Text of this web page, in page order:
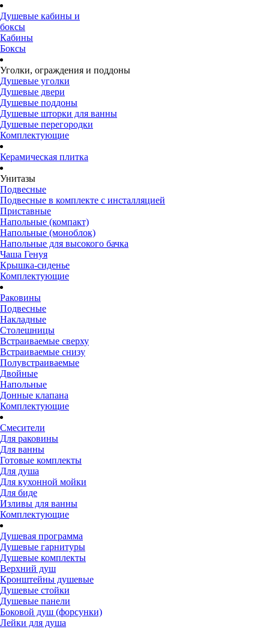
Душевые кабины и
боксы
Кабины
Боксы
Уголки, ограждения и поддоны
Душевые уголки
Душевые двери
Душевые поддоны
Душевые шторки для ванны
Душевые перегородки
Комплектующие
Керамическая плитка
Унитазы
Подвесные
Подвесные в комплекте с инсталляцией
Приставные
Напольные (компакт)
Напольные (моноблок)
Напольные для высокого бачка
Чаша Генуя
Крышка-сиденье
Комплектующие
Раковины
Подвесные
Накладные
Столешницы
Встраиваемые сверху
Встраиваемые снизу
Полувстраиваемые
Двойные
Напольные
Донные клапана
Комплектующие
Смесители
Для раковины
Для ванны
Готовые комплекты
Для душа
Для кухонной мойки
Для биде
Изливы для ванны
Комплектующие
Душевая программа
Душевые гарнитуры
Душевые комплекты
Верхний душ
Кронштейны душевые
Душевые стойки
Душевые панели
Боковой душ (форсунки)
Лейки для душа